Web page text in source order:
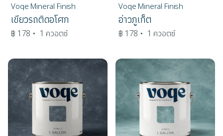
Voqe Mineral Finish
เขียวรถติดอโศก
฿ 178 • 1 ควอตซ์
Voqe Mineral Finish
อ่าวภูเก็ต
฿ 178 • 1 ควอตซ์